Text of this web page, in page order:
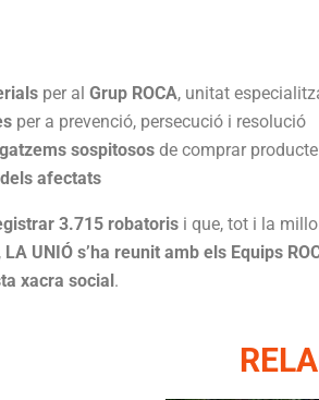
per al Grup ROCA, unitat
per a prevenció, persecució i resolució
sospitosos de comprar
afectats
3.715 robatoris i que, tot i la
LA UNIÓ s’ha reunit amb els Equips
xacra social.